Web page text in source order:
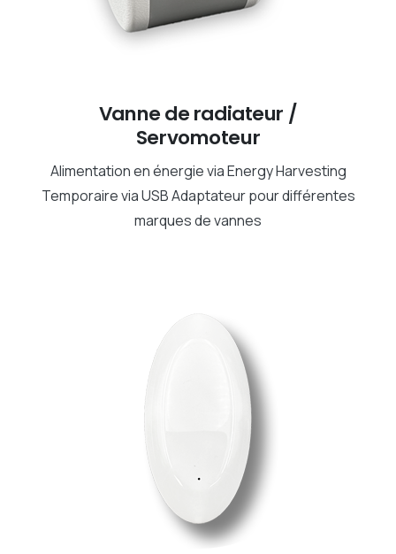
Vanne de radiateur /
Servomoteur
Alimentation en énergie via Energy Harvesting
Temporaire via USB Adaptateur pour différentes
marques de vannes